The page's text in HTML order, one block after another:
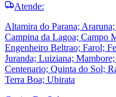
Atende:
Altamira do Parana;
Campina da Lagoa; Campo
Engenheiro Beltrao; Farol;
Juranda; Luiziana;
Centenario; Quinta do Sol;
Terra Boa; Ubirata